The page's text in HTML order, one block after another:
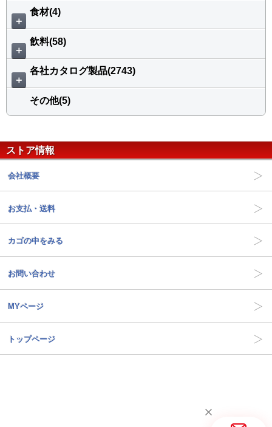
＋
食材(4)
＋
飲料(58)
＋
各社カタログ製品(2743)
その他(5)
ストア情報
会社概要
お支払・送料
カゴの中をみる
お問い合わせ
MYページ
トップページ